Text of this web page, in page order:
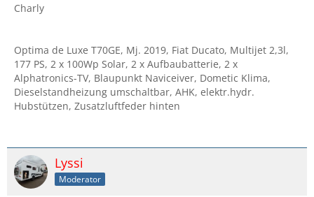
Charly
Optima de Luxe T70GE, Mj. 2019, Fiat Ducato, Multijet 2,3l,
177 PS, 2 x 100Wp Solar, 2 x Aufbaubatterie, 2 x
Alphatronics-TV, Blaupunkt Naviceiver, Dometic Klima,
Dieselstandheizung umschaltbar, AHK, elektr.hydr.
Hubstützen, Zusatzluftfeder hinten
Lyssi
Moderator